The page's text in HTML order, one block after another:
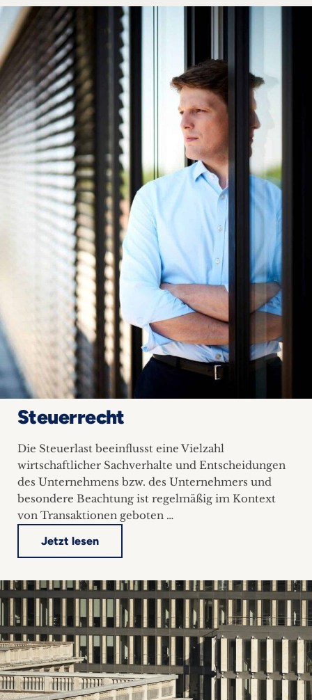
Steuerrecht
Die Steuerlast beeinflusst eine Vielzahl
wirtschaftlicher Sachverhalte und Entscheidungen
des Unternehmens bzw. des Unternehmers und
besondere Beachtung ist regelmäßig im Kontext
von Transaktionen geboten …
Jetzt lesen